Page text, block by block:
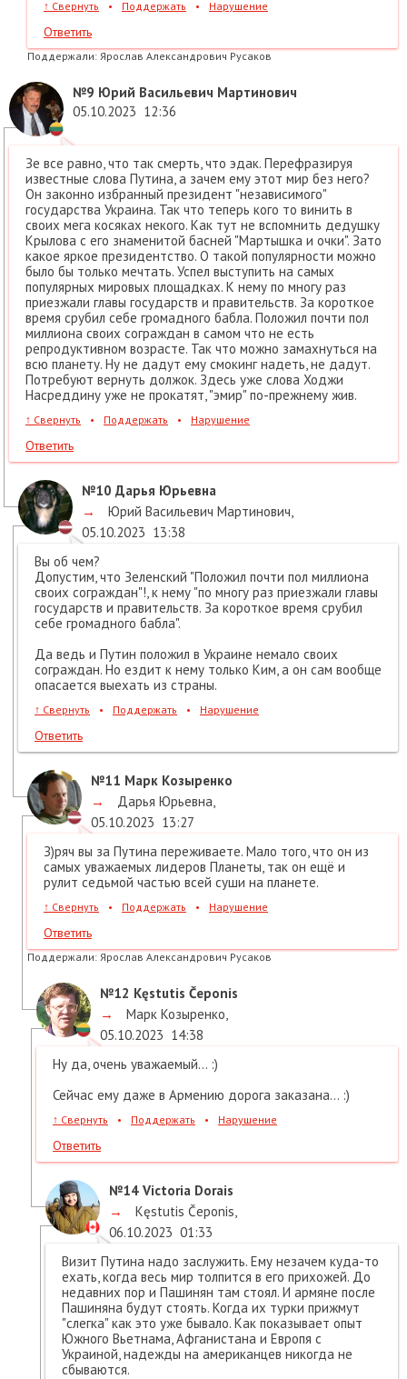
↑ Свернуть • Поддержать • Нарушение
Ответить
Поддержали: Ярослав Александрович Русаков
№9 Юрий Васильевич Мартинович
05.10.2023 12:36
Зе все равно, что так смерть, что эдак. Перефразируя
известные слова Путина, а зачем ему этот мир без него?
Он законно избранный президент "независимого"
государства Украина. Так что теперь кого то винить в
своих мега косяках некого. Как тут не вспомнить дедушку
Крылова с его знаменитой басней "Мартышка и очки". Зато
какое яркое президентство. О такой популярности можно
было бы только мечтать. Успел выступить на самых
популярных мировых площадках. К нему по многу раз
приезжали главы государств и правительств. За короткое
время срубил себе громадного бабла. Положил почти пол
миллиона своих сограждан в самом что не есть
репродуктивном возрасте. Так что можно замахнуться на
всю планету. Ну не дадут ему смокинг надеть, не дадут.
Потребуют вернуть должок. Здесь уже слова Ходжи
Насреддину уже не прокатят, "эмир" по-прежнему жив.
↑ Свернуть • Поддержать • Нарушение
Ответить
№10 Дарья Юрьевна
→
Юрий Васильевич Мартинович,
05.10.2023 13:38
Вы об чем?
Допустим, что Зеленский "Положил почти пол миллиона
своих сограждан"!, к нему "по многу раз приезжали главы
государств и правительств. За короткое время срубил
себе громадного бабла".
Да ведь и Путин положил в Украине немало своих
сограждан. Но ездит к нему только Ким, а он сам вообще
опасается выехать из страны.
↑ Свернуть • Поддержать • Нарушение
Ответить
№11 Марк Козыренко
→
Дарья Юрьевна,
05.10.2023 13:27
З)ряч вы за Путина переживаете. Мало того, что он из
самых уважаемых лидеров Планеты, так он ещё и
рулит седьмой частью всей суши на планете.
↑ Свернуть • Поддержать • Нарушение
Ответить
Поддержали: Ярослав Александрович Русаков
№12 Kęstutis Čeponis
→
Марк Козыренко,
05.10.2023 14:38
Ну да, очень уважаемый... :)
Сейчас ему даже в Армению дорога заказана... :)
↑ Свернуть • Поддержать • Нарушение
Ответить
№14 Victoria Dorais
→
Kęstutis Čeponis,
06.10.2023 01:33
Визит Путина надо заслужить. Ему незачем куда-то
ехать, когда весь мир толпится в его прихожей. До
недавних пор и Пашинян там стоял. И армяне после
Пашиняна будут стоять. Когда их турки прижмут
"слегка" как это уже бывало. Как показывает опыт
Южного Вьетнама, Афганистана и Европя с
Украиной, надежды на американцев никогда не
сбываются.